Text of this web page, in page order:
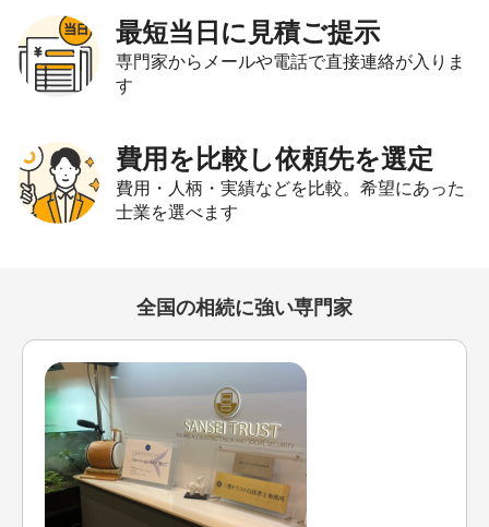
最短当日に見積ご提示
専門家からメールや電話で直接連絡が入りま
す
費用を比較し依頼先を選定
費用・人柄・実績などを比較。希望にあった
士業を選べます
全国の相続に強い専門家